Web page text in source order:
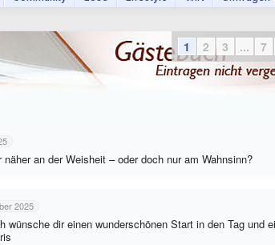
an der Weisheit – oder doch nur am Wahnsinn?
2025
wünsche dir einen wunderschönen Start in den Tag und
1 2 3 ... 7